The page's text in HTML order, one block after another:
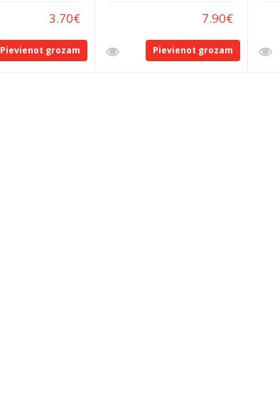
3.70€
Pievienot grozam
7.90€
Pievienot grozam